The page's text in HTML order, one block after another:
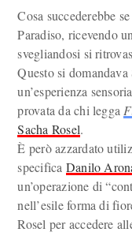
Cosa succederebbe
Paradiso, ricevendo
svegliandosi si
Questo si
un’esperienza
provata da chi legga
Sacha Rosel.
È però azzardato
specifica Danilo
un’operazione di
nell’esile forma di
Rosel per accedere